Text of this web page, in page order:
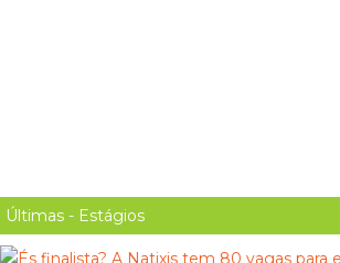
Últimas - Estágios